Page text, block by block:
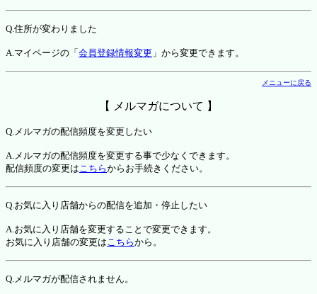
Q.住所が変わりました
A.マイページの「 会員登録情報変更 」から変更できます。
メニューに戻る
【 メルマガについて 】
Q.メルマガの配信頻度を変更したい
A.メルマガの配信頻度を変更する事で少なくできます。
配信頻度の変更はこちらからお手続きください。
Q.お気に入り店舗からの配信を追加・停止したい
A.お気に入り店舗を変更することで変更できます。
お気に入り店舗の変更はこちらから。
Q.メルマガが配信されません。